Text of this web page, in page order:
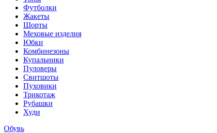
Футболки
Жакеты
Шорты
Меховые изделия
Юбки
Комбинезоны
Купальники
Пуловеры
Свитшоты
Пуховики
Трикотаж
Рубашки
Худи
Обувь